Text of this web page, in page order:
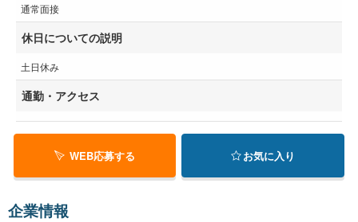
通常面接
休日についての説明
土日休み
通勤・アクセス
WEB応募する お気に入り
企業情報